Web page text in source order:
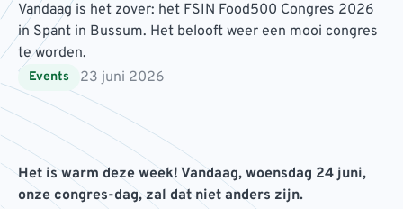
Vandaag is het zover: het FSIN Food500 Congres 2026
in Spant in Bussum. Het belooft weer een mooi congres
te worden.
Events 23 juni 2026
Het is warm deze week! Vandaag, woensdag 24 juni,
onze congres-dag, zal dat niet anders zijn.